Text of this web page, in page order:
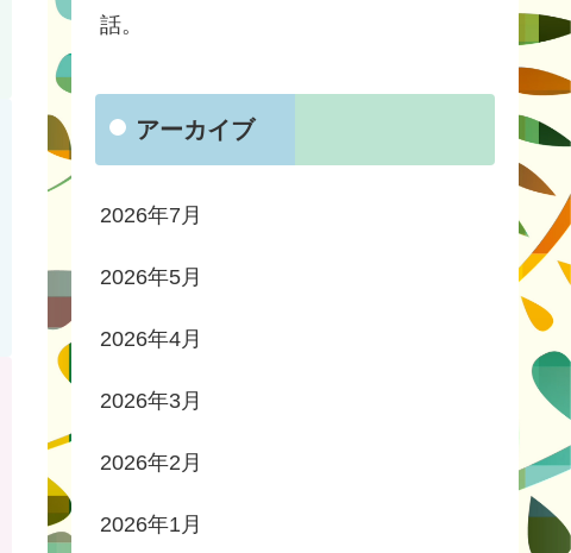
話。
アーカイブ
2026年7月
2026年5月
2026年4月
2026年3月
2026年2月
2026年1月